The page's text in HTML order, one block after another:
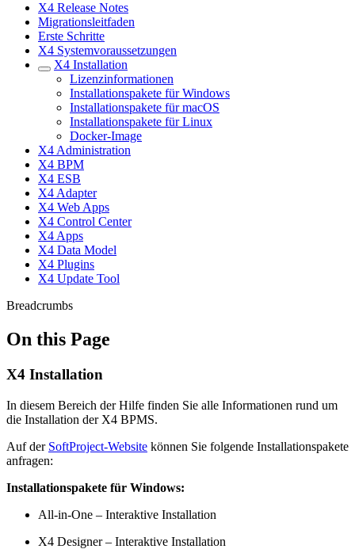
X4 Release Notes
Migrationsleitfaden
Erste Schritte
X4 Systemvoraussetzungen
X4 Installation
Lizenzinformationen
Installationspakete für Windows
Installationspakete für macOS
Installationspakete für Linux
Docker-Image
X4 Administration
X4 BPM
X4 ESB
X4 Adapter
X4 Web Apps
X4 Control Center
X4 Apps
X4 Data Model
X4 Plugins
X4 Update Tool
Breadcrumbs
On this Page
X4 Installation
In diesem Bereich der Hilfe finden Sie alle Informationen rund um
die Installation der X4 BPMS.
Auf der SoftProject-Website können Sie folgende Installationspakete
anfragen:
Installationspakete für Windows:
All-in-One – Interaktive Installation
X4 Designer – Interaktive Installation